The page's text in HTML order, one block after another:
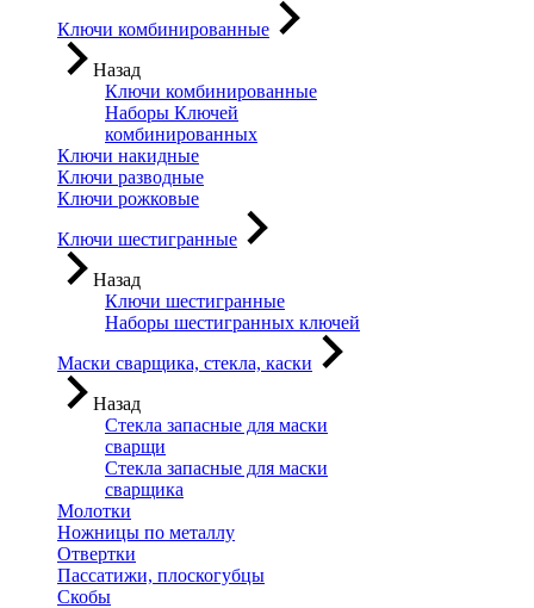
Ключи комбинированные
Назад
Ключи комбинированные
Наборы Ключей
комбинированных
Ключи накидные
Ключи разводные
Ключи рожковые
Ключи шестигранные
Назад
Ключи шестигранные
Наборы шестигранных ключей
Маски сварщика, стекла, каски
Назад
Стекла запасные для маски
сварщи
Стекла запасные для маски
сварщика
Молотки
Ножницы по металлу
Отвертки
Пассатижи, плоскогубцы
Скобы